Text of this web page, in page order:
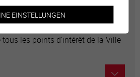
les points d'intérêt de la Ville
EINSTELLUNGEN